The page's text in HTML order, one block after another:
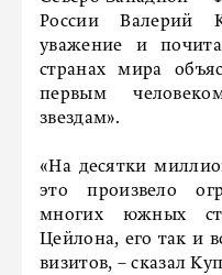
России Валерий
уважение и
странах мира
первым
звездам».
«На десятки
это произвело
многих южных
Цейлона, его так и
визитов, – сказал